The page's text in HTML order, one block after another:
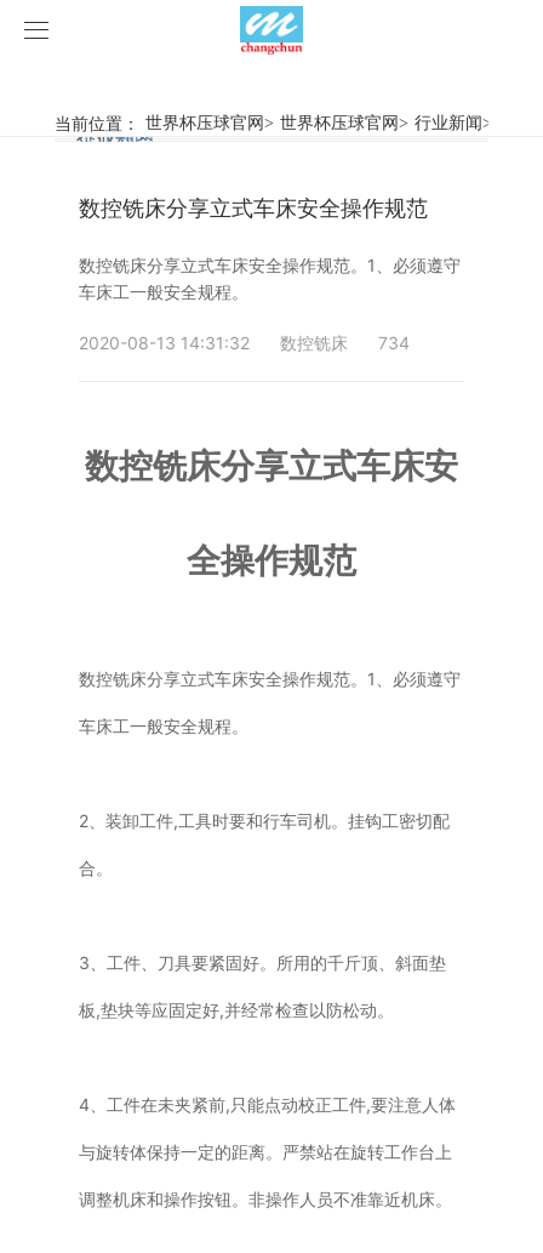
世界杯压球官网
旋弧焊机
摩擦焊机
惯性摩擦焊机
数控铣床
产品视频
世界杯压球官网
行业新闻
案例展示
关于我们
当前位置： 世界杯压球官网> 世界杯压球官网> 行业新闻>
行业新闻
企业动态
数控铣床分享立式车床安全操作规范
数控铣床分享立式车床安全操作规范。1、必须遵守
车床工一般安全规程。
2020-08-13 14:31:32 数控铣床 734
数控铣床分享立式车床安
全操作规范
数控铣床分享立式车床安全操作规范。1、必须遵守
车床工一般安全规程。
2、装卸工件,工具时要和行车司机。挂钩工密切配
合。
3、工件、刀具要紧固好。所用的千斤顶、斜面垫
板,垫块等应固定好,并经常检查以防松动。
4、工件在未夹紧前,只能点动校正工件,要注意人体
与旋转体保持一定的距离。严禁站在旋转工作台上
调整机床和操作按钮。非操作人员不准靠近机床。